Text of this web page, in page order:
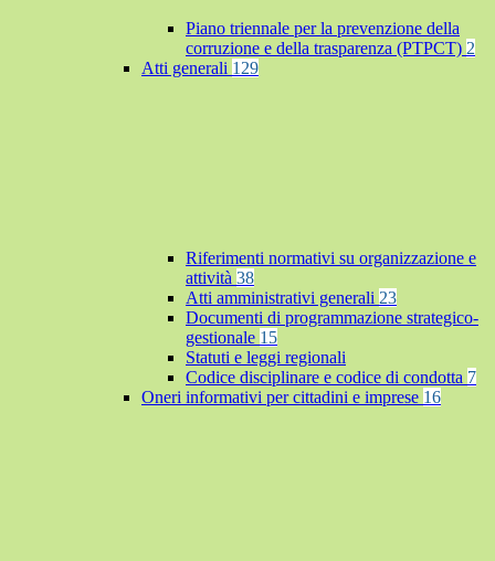
Piano triennale per la prevenzione della
corruzione e della trasparenza (PTPCT) 2
Atti generali 129
Riferimenti normativi su organizzazione e
attività 38
Atti amministrativi generali 23
Documenti di programmazione strategico-
gestionale 15
Statuti e leggi regionali
Codice disciplinare e codice di condotta 7
Oneri informativi per cittadini e imprese 16